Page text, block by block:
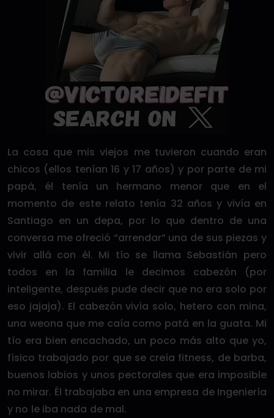
La cosa que mis viejos me tuvieron cuando eran
chicos (ellos tenían 16 y 17 años) y por parte de mi
papá, él tenía un hermano menor que en el
momento de este relato tenía 32 años y vivía en
Santiago en un depa, por lo que dentro de una
conversa me ofreció “arrendar” una de sus piezas y
vivir allá con él. Mi tío se llama Sebastián pero
todos en la familia le decimos cabezón (por
inteligente, después pude decir que no era solo por
eso jajaja). El cabezón vivía solo, hetero con mina,
una weona que me caía como patá en la guata. Mi
tío era bien encachado, un poco más alto que yo,
físico trabajado por que se creía fitness, de barba,
buenos labios y unos pectorales que era imposible
no mirar. Él trabajaba en una empresa de Ingeniería
y no le iba nada de mal.